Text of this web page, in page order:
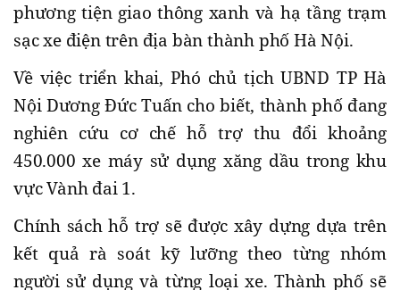
phương tiện giao thông xanh và hạ tầng trạm
sạc xe điện trên địa bàn thành phố Hà Nội.
Về việc triển khai, Phó chủ tịch UBND TP Hà
Nội Dương Đức Tuấn cho biết, thành phố đang
nghiên cứu cơ chế hỗ trợ thu đổi khoảng
450.000 xe máy sử dụng xăng dầu trong khu
vực Vành đai 1.
Chính sách hỗ trợ sẽ được xây dựng dựa trên
kết quả rà soát kỹ lưỡng theo từng nhóm
người sử dụng và từng loại xe. Thành phố sẽ